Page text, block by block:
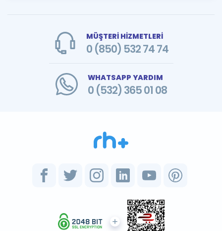
MÜŞTERİ HİZMETLERİ
0 (850) 532 74 74
WHATSAPP YARDIM
0 (532) 365 01 08